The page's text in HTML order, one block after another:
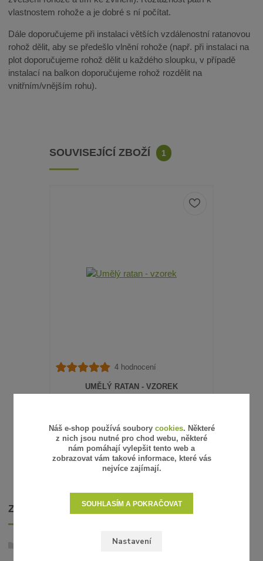
vlastnostem rohože a je dobré s ní počítat.
Dále doporučujeme při instalaci větších vzdálenostní ratanovou
rohož dělit, aby se předešlo vlnění rohože (např. při instalaci na
plot doporučujeme rohož dělit u každého sloupku, v případě
instalací na balkon doporučujeme rohož rozdělit na
vnitřním/vnějším rohu).
SOUVISEJÍCÍ ZBOŽÍ 1
4 hodnocení
UMĚLÝ RATAN - VZOREK
ZVOLIT VARIANTU
ZBOŽÍ ZAŘAZENO V KATEGORIÍCH
Náš e-shop používá soubory cookies. Některé
z nich jsou nutné pro chod webu, některé
nám pomáhají vylepšit tento web a
zobrazovat vám takové informace, které vás
nejvíce zajímají.
Nastavení
SOUHLASÍM A POKRAČOVAT